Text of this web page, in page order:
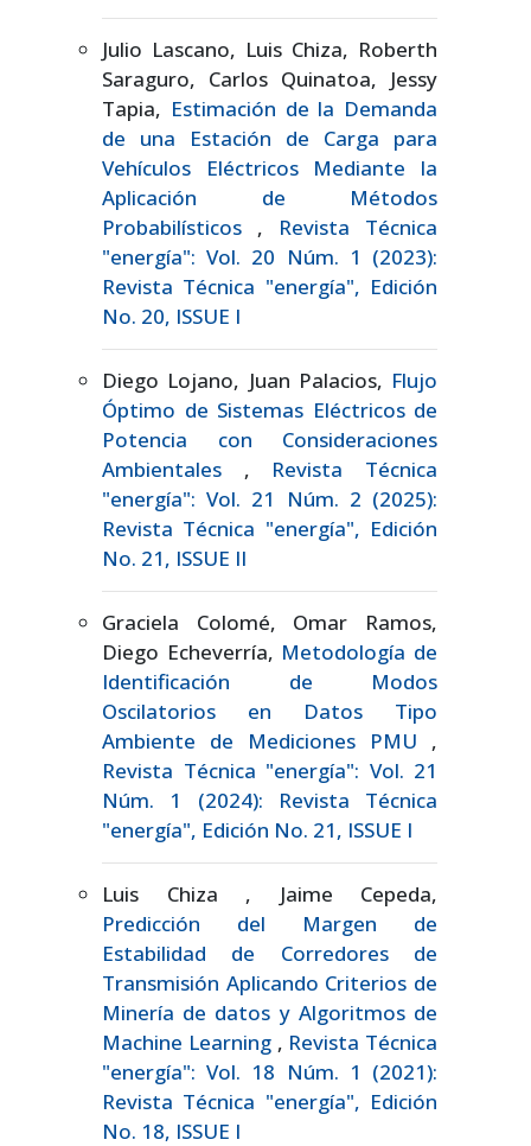
Julio Lascano, Luis Chiza, Roberth
Saraguro, Carlos Quinatoa, Jessy
Tapia, Estimación de la Demanda
de una Estación de Carga para
Vehículos Eléctricos Mediante la
Aplicación de Métodos
Probabilísticos , Revista Técnica
"energía": Vol. 20 Núm. 1 (2023):
Revista Técnica "energía", Edición
No. 20, ISSUE I
Diego Lojano, Juan Palacios, Flujo
Óptimo de Sistemas Eléctricos de
Potencia con Consideraciones
Ambientales , Revista Técnica
"energía": Vol. 21 Núm. 2 (2025):
Revista Técnica "energía", Edición
No. 21, ISSUE II
Graciela Colomé, Omar Ramos,
Diego Echeverría, Metodología de
Identificación de Modos
Oscilatorios en Datos Tipo
Ambiente de Mediciones PMU ,
Revista Técnica "energía": Vol. 21
Núm. 1 (2024): Revista Técnica
"energía", Edición No. 21, ISSUE I
Luis Chiza , Jaime Cepeda,
Predicción del Margen de
Estabilidad de Corredores de
Transmisión Aplicando Criterios de
Minería de datos y Algoritmos de
Machine Learning , Revista Técnica
"energía": Vol. 18 Núm. 1 (2021):
Revista Técnica "energía", Edición
No. 18, ISSUE I